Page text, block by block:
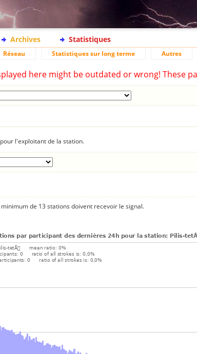
Archives Statistiques
Réseau Statistiques sur long terme Autres
here might be outdated or wrong! These
l'exploitant de la station.
de 13 stations doivent recevoir le signal.